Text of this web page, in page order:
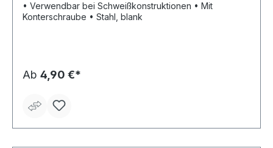
• Verwendbar bei Schweißkonstruktionen • Mit
Konterschraube • Stahl, blank
Ab 4,90 €*